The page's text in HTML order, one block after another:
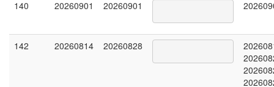
140 20260901 20260901
142 20260814 20260828